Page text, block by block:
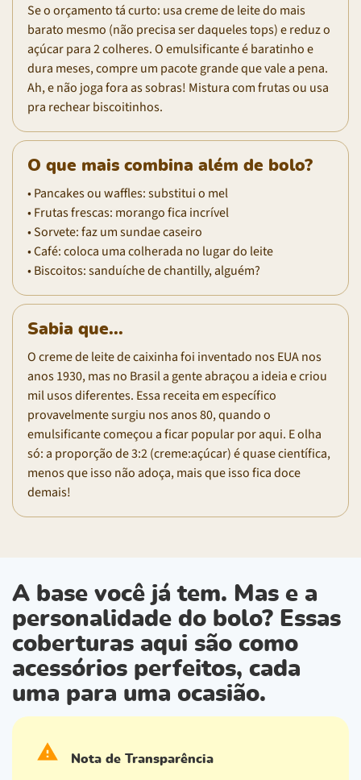
Se o orçamento tá curto: usa creme de leite do mais
barato mesmo (não precisa ser daqueles tops) e reduz o
açúcar para 2 colheres. O emulsificante é baratinho e
dura meses, compre um pacote grande que vale a pena.
Ah, e não joga fora as sobras! Mistura com frutas ou usa
pra rechear biscoitinhos.
O que mais combina além de bolo?
• Pancakes ou waffles: substitui o mel
• Frutas frescas: morango fica incrível
• Sorvete: faz um sundae caseiro
• Café: coloca uma colherada no lugar do leite
• Biscoitos: sanduíche de chantilly, alguém?
Sabia que...
O creme de leite de caixinha foi inventado nos EUA nos
anos 1930, mas no Brasil a gente abraçou a ideia e criou
mil usos diferentes. Essa receita em específico
provavelmente surgiu nos anos 80, quando o
emulsificante começou a ficar popular por aqui. E olha
só: a proporção de 3:2 (creme:açúcar) é quase científica,
menos que isso não adoça, mais que isso fica doce
demais!
A base você já tem. Mas e a
personalidade do bolo? Essas
coberturas aqui são como
acessórios perfeitos, cada
uma para uma ocasião.
Nota de Transparência